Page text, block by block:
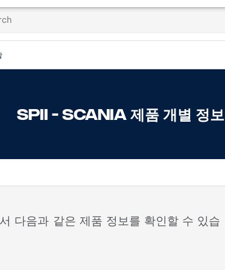
SPII - SCANIA 제품 개별 정보
음과 같은 제품 정보를 확인할 수 있습